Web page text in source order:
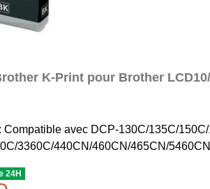
K-Print pour Brother
Compatible avec DCP-130C/135C/
3360C/440CN/460CN/465CN/
24H